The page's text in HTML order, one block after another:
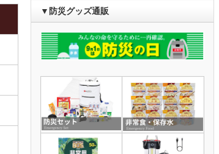
▼防災グッズ通販